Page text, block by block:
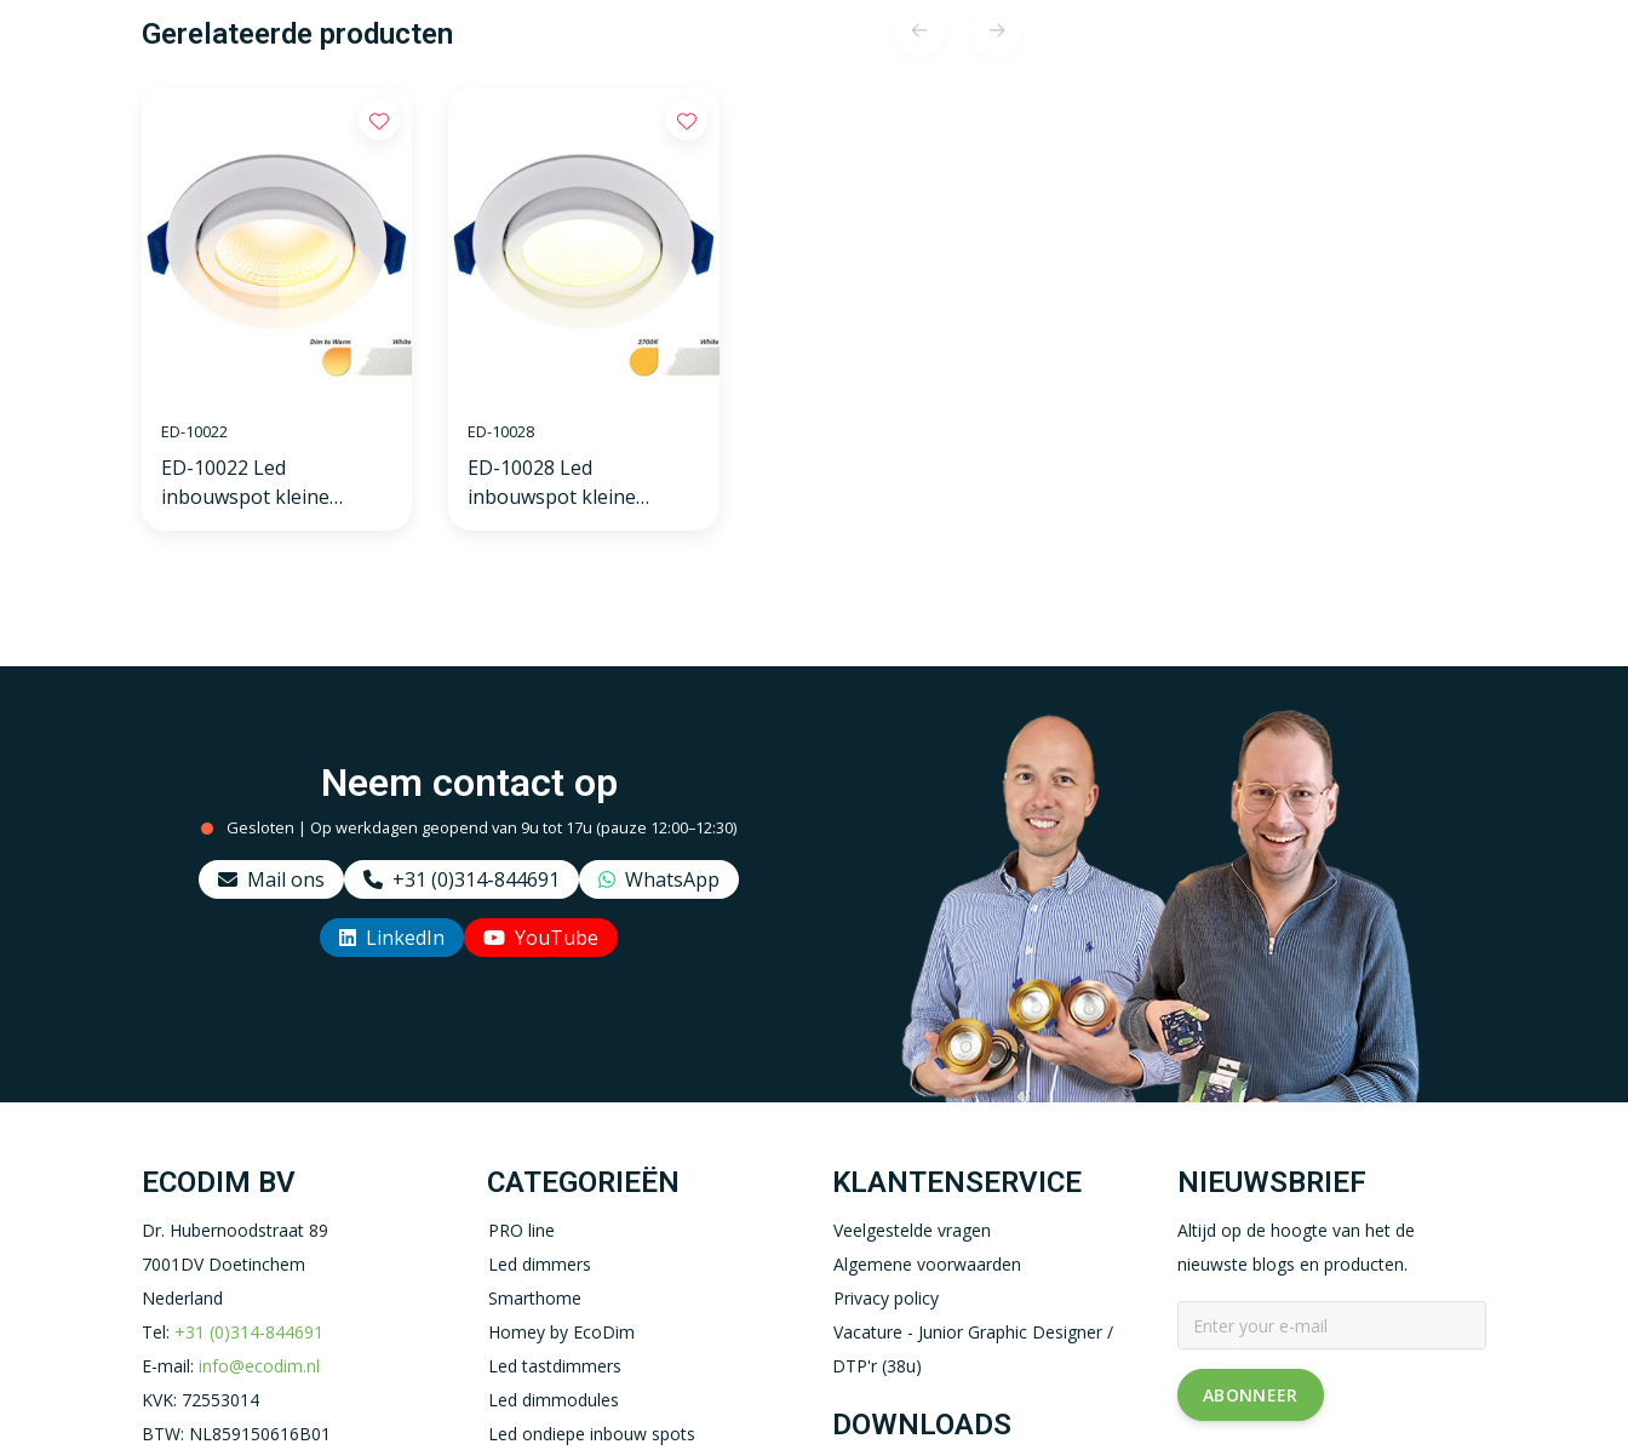
Gerelateerde producten
ED-10022
ED-10022 Led
inbouwspot kleine
ED-10028
ED-10028 Led
inbouwspot kleine
Neem contact op
Gesloten | Op werkdagen geopend van 9u tot 17u (pauze 12:00–12:30)
Mail ons +31 (0)314-844691 WhatsApp
LinkedIn YouTube
Uw EcoDim team
ECODIM BV
Dr. Hubernoodstraat 89
7001DV Doetinchem
Nederland
Tel: +31 (0)314-844691
E-mail: info@ecodim.nl
KVK: 72553014
BTW: NL859150616B01
CATEGORIEËN
PRO line
Led dimmers
Smarthome
Homey by EcoDim
Led tastdimmers
Led dimmodules
Led ondiepe inbouw spots
KLANTENSERVICE
Veelgestelde vragen
Algemene voorwaarden
Privacy policy
Vacature - Junior Graphic Designer /
DTP'r (38u)
DOWNLOADS
NIEUWSBRIEF
Altijd op de hoogte van het de
nieuwste blogs en producten.
ABONNEER